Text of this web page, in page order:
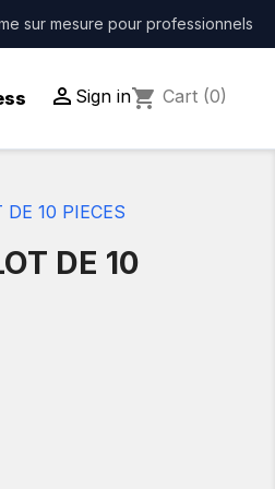
sur mesure pour professionnels
 Sign inshopping_cart Cart (0)
10 PIECES
DE 10